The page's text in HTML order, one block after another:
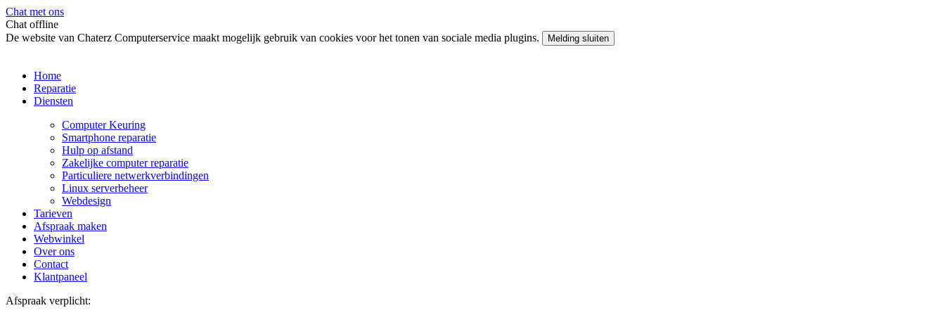
Chat met ons
Chat offline
De website van Chaterz Computerservice maakt mogelijk gebruik van cookies voor het tonen van sociale media plugins.
Home
Reparatie
Diensten
Computer Keuring
Smartphone reparatie
Hulp op afstand
Zakelijke computer reparatie
Particuliere netwerkverbindingen
Linux serverbeheer
Webdesign
Tarieven
Afspraak maken
Webwinkel
Over ons
Contact
Klantpaneel
Afspraak verplicht: